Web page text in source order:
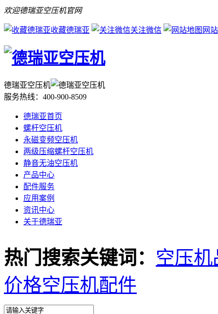
欢迎德瑞亚空压机官网
收藏德瑞亚 关注微信 网
德瑞亚空压机
服务热线： 400-900-8509
德瑞亚首页
螺杆空压机
永磁变频空压机
两级压缩螺杆空压机
静音无油空压机
产品中心
配件服务
应用案例
资讯中心
关于德瑞亚
热门搜索关键词： 空压机
价格空压机配件